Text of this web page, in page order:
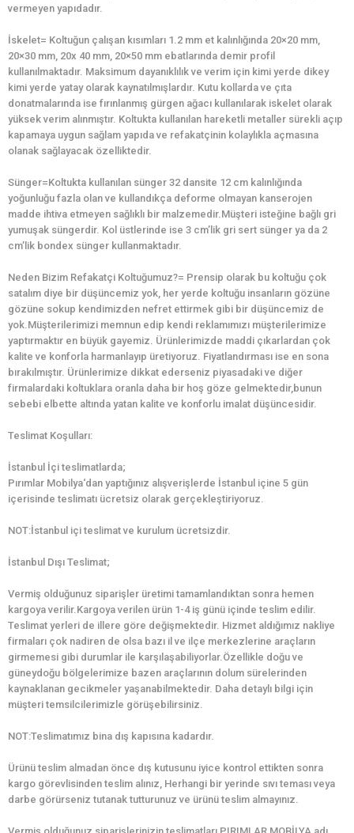
vermeyen yapıdadır.
İskelet= Koltuğun çalışan kısımları 1.2 mm et kalınlığında 20×20 mm,
20×30 mm, 20x 40 mm, 20×50 mm ebatlarında demir profil
kullanılmaktadır. Maksimum dayanıklılık ve verim için kimi yerde dikey
kimi yerde yatay olarak kaynatılmışlardır. Kutu kollarda ve çıta
donatmalarında ise fırınlanmış gürgen ağacı kullanılarak iskelet olarak
yüksek verim alınmıştır. Koltukta kullanılan hareketli metaller sürekli açıp
kapamaya uygun sağlam yapıda ve refakatçinin kolaylıkla açmasına
olanak sağlayacak özelliktedir.
Sünger=Koltukta kullanılan sünger 32 dansite 12 cm kalınlığında
yoğunluğu fazla olan ve kullandıkça deforme olmayan kanserojen
madde ihtiva etmeyen sağlıklı bir malzemedir.Müşteri isteğine bağlı gri
yumuşak süngerdir. Kol üstlerinde ise 3 cm’lik gri sert sünger ya da 2
cm’lik bondex sünger kullanmaktadır.
Neden Bizim Refakatçi Koltuğumuz?= Prensip olarak bu koltuğu çok
satalım diye bir düşüncemiz yok, her yerde koltuğu insanların gözüne
gözüne sokup kendimizden nefret ettirmek gibi bir düşüncemiz de
yok.Müşterilerimizi memnun edip kendi reklamımızı müşterilerimize
yaptırmaktır en büyük gayemiz. Ürünlerimizde maddi çıkarlardan çok
kalite ve konforla harmanlayıp üretiyoruz. Fiyatlandırması ise en sona
bırakılmıştır. Ürünlerimize dikkat ederseniz piyasadaki ve diğer
firmalardaki koltuklara oranla daha bir hoş göze gelmektedir,bunun
sebebi elbette altında yatan kalite ve konforlu imalat düşüncesidir.
Teslimat Koşulları:
İstanbul İçi teslimatlarda;
Pırımlar Mobilya‘dan yaptığınız alışverişlerde İstanbul içine 5 gün
içerisinde teslimatı ücretsiz olarak gerçekleştiriyoruz.
NOT:İstanbul içi teslimat ve kurulum ücretsizdir.
İstanbul Dışı Teslimat;
Vermiş olduğunuz siparişler üretimi tamamlandıktan sonra hemen
kargoya verilir.Kargoya verilen ürün 1-4 iş günü içinde teslim edilir.
Teslimat yerleri de illere göre değişmektedir. Hizmet aldığımız nakliye
firmaları çok nadiren de olsa bazı il ve ilçe merkezlerine araçların
girmemesi gibi durumlar ile karşılaşabiliyorlar.Özellikle doğu ve
güneydoğu bölgelerimize bazen araçlarının dolum sürelerinden
kaynaklanan gecikmeler yaşanabilmektedir. Daha detaylı bilgi için
müşteri temsilcilerimizle görüşebilirsiniz.
NOT:Teslimatımız bina dış kapısına kadardır.
Ürünü teslim almadan önce dış kutusunu iyice kontrol ettikten sonra
kargo görevlisinden teslim alınız, Herhangi bir yerinde sıvı teması veya
darbe görürseniz tutanak tutturunuz ve ürünü teslim almayınız.